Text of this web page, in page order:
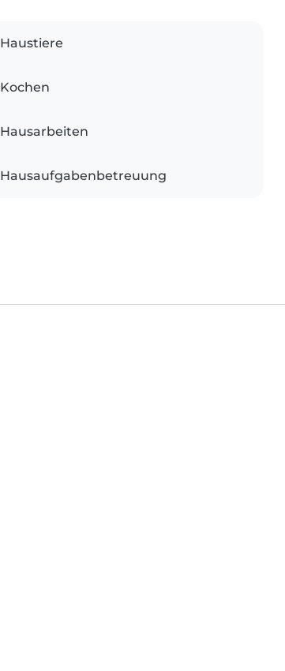
Haustiere
Kochen
Hausarbeiten
Hausaufgabenbetreuung